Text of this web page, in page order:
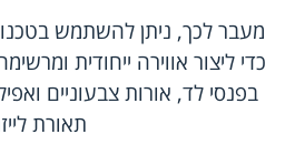
מעבר לכך, ניתן להשתמש
כדי ליצור אווירה ייחודית
בפנסי לד, אורות צבעוניים
תאורת